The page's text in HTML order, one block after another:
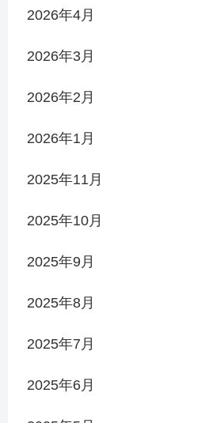
2026年4月
2026年3月
2026年2月
2026年1月
2025年11月
2025年10月
2025年9月
2025年8月
2025年7月
2025年6月